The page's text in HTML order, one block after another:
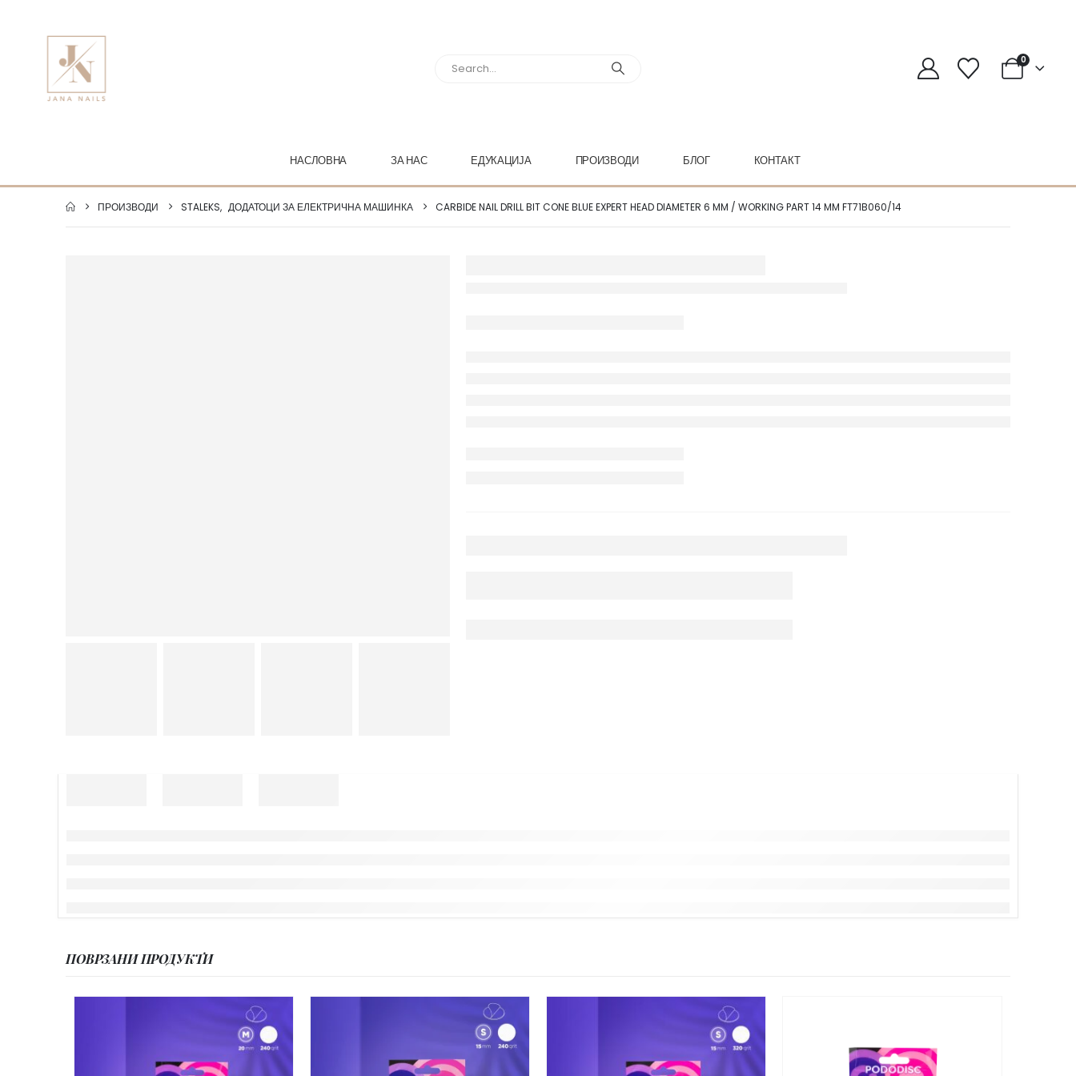
0
НАСЛОВНА ЗА НАС ЕДУКАЦИЈА ПРОИЗВОДИ БЛОГ КОНТАКТ
ПРОИЗВОДИ STALEKS, ДОДАТОЦИ ЗА ЕЛЕКТРИЧНА МАШИНКА CARBIDE NAIL DRILL BIT CONE BLUE EXPERT HEAD DIAMETER 6 MM / WORKING PART 14 MM FT71B060/14
ПОВРЗАНИ ПРОДУКТИ